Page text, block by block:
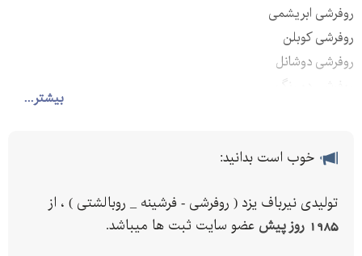
بیشتر...
روفرشی ابریشمی
روفرشی کوبلن
روفرشی دوشانل
روفرشی دو رنگ
خوب است بدانید:
تولیدی نیرباف یزد ( روفرشی - فرشینه _ روبالشتی ) ، از
1985 روز پیش
عضو سایت ثبت ها میباشد.